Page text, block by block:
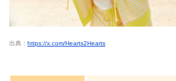
出典： https://x.com/Hearts2Hearts